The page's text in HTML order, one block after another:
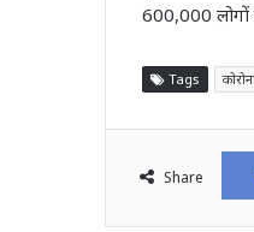
600,000
Tags
Share